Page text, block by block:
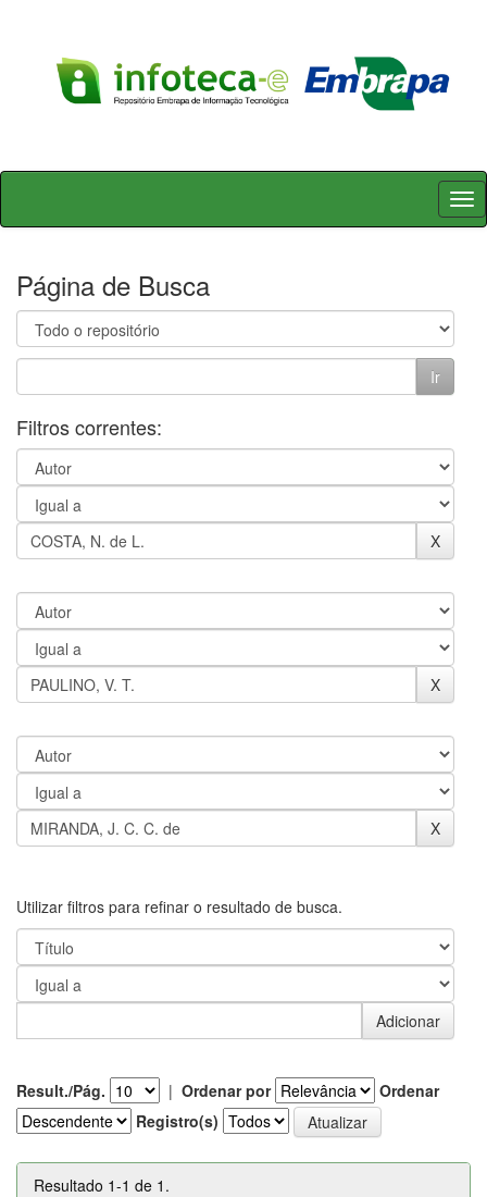
Skip
Página de Busca
Filtros correntes:
Utilizar filtros para refinar o resultado de busca.
Result./Pág. | Ordenar por
Ordenar
Registro(s)
Resultado 1-1 de 1.